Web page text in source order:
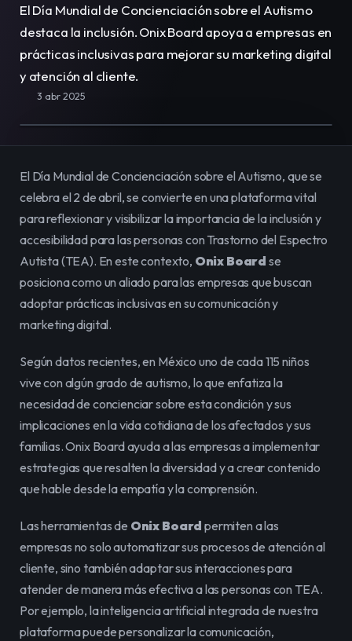
E-CommerceVende, renta y administra
todo tu catálogo en línea fácilmente.
EquipoOrganiza y potencia el trabajo de tu
ContenidosPublica y gestiona contenido
El Día Mundial de Concienciación sobre el Autismo
destaca la inclusión. Onix Board apoya a empresas en
prácticas inclusivas para mejorar su marketing digital
y atención al cliente.
3 abr 2025
El Día Mundial de Concienciación sobre el Autismo, que se
celebra el 2 de abril, se convierte en una plataforma vital
para reflexionar y visibilizar la importancia de la inclusión y
accesibilidad para las personas con Trastorno del Espectro
Autista (TEA). En este contexto, Onix Board se
posiciona como un aliado para las empresas que buscan
adoptar prácticas inclusivas en su comunicación y
marketing digital.
Según datos recientes, en México uno de cada 115 niños
vive con algún grado de autismo, lo que enfatiza la
necesidad de concienciar sobre esta condición y sus
implicaciones en la vida cotidiana de los afectados y sus
familias. Onix Board ayuda a las empresas a implementar
estrategias que resalten la diversidad y a crear contenido
que hable desde la empatía y la comprensión.
Las herramientas de Onix Board permiten a las
empresas no solo automatizar sus procesos de atención al
cliente, sino también adaptar sus interacciones para
atender de manera más efectiva a las personas con TEA.
Por ejemplo, la inteligencia artificial integrada de nuestra
plataforma puede personalizar la comunicación,